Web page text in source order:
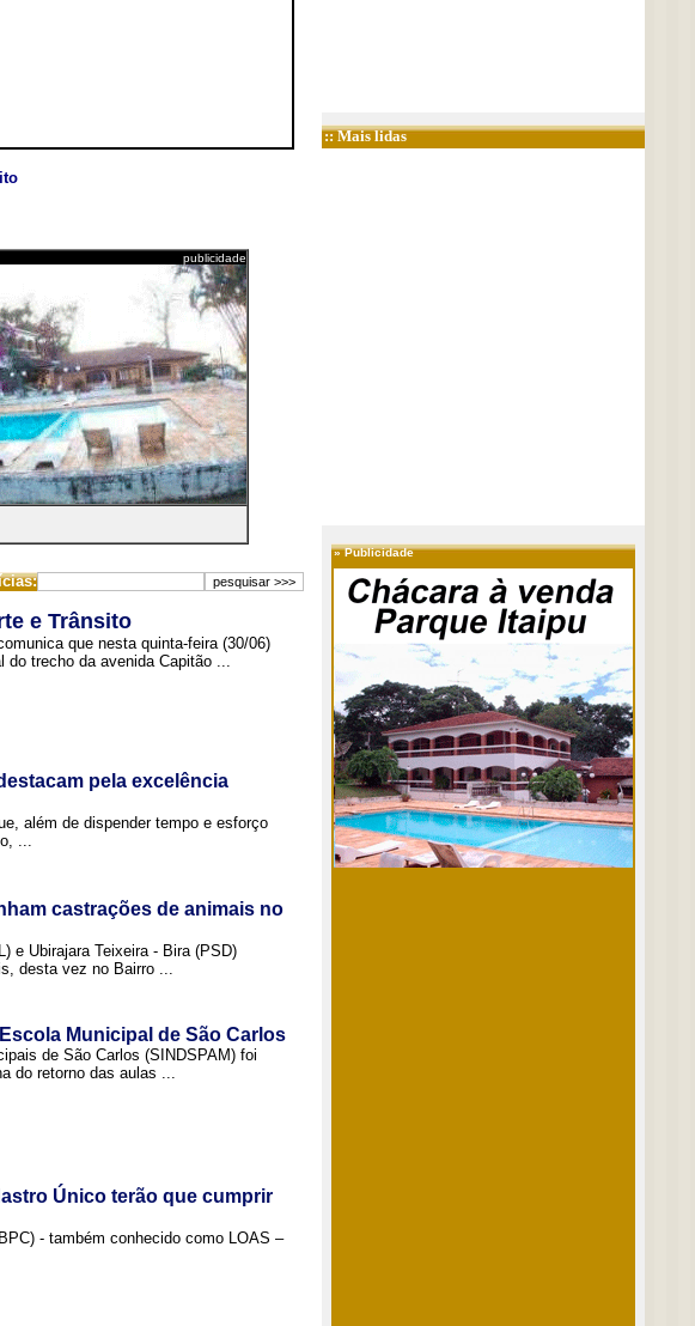
publicidade
e Trânsito
que nesta quinta-feira (30/06)
do trecho da avenida Capitão ...
pela excelência
além de dispender tempo e esforço
...
castrações de animais no
e Ubirajara Teixeira - Bira (PSD)
desta vez no Bairro ...
Municipal de São Carlos
de São Carlos (SINDSPAM) foi
do retorno das aulas ...
Único terão que cumprir
- também conhecido como LOAS –
:: Mais lidas
»Publicidade